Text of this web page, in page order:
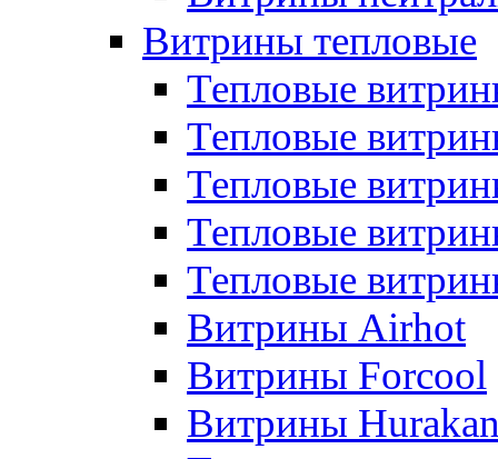
Витрины тепловые
Тепловые
Тепловые
Тепловые
Тепловые
Тепловые
Витрины Airhot
Витрины Forcool
Витрины